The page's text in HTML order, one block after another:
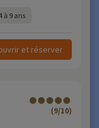
à 9 ans
et réserver
(9/10)